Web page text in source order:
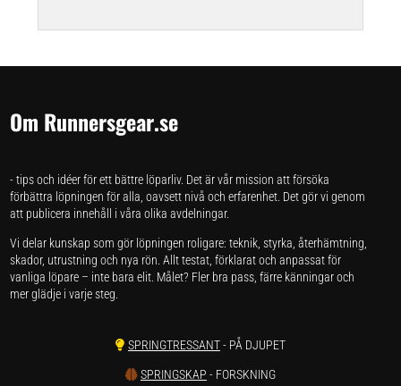
Om Runnersgear.se
- tips och idéer för ett bättre löparliv. Det är vår mission att försöka
förbättra löpningen för alla, oavsett nivå och erfarenhet. Det gör vi genom
att publicera innehåll i våra olika avdelningar.
Vi delar kunskap som gör löpningen roligare: teknik, styrka, återhämtning,
skador, utrustning och nya rön. Allt testat, förklarat och anpassat för
vanliga löpare – inte bara elit. Målet? Fler bra pass, färre känningar och
mer glädje i varje steg.
SPRINGTRESSANT- PÅ DJUPET
SPRINGSKAP - FORSKNING